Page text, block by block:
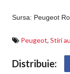
Sursa: Peugeot
Peugeot, Stiri
Distribuie: